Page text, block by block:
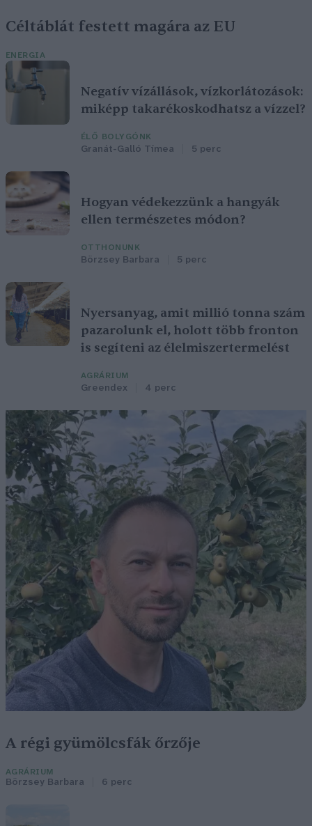
Céltáblát festett magára az EU
ENERGIA
Negatív vízállások, vízkorlátozások:
miképp takarékoskodhatsz a vízzel?
ÉLŐ BOLYGÓNK
Granát-Galló Tímea 5 perc
Hogyan védekezzünk a hangyák
ellen természetes módon?
OTTHONUNK
Börzsey Barbara 5 perc
Nyersanyag, amit millió tonna szám
pazarolunk el, holott több fronton
is segíteni az élelmiszertermelést
AGRÁRIUM
Greendex 4 perc
A régi gyümölcsfák őrzője
AGRÁRIUM
Börzsey Barbara 6 perc